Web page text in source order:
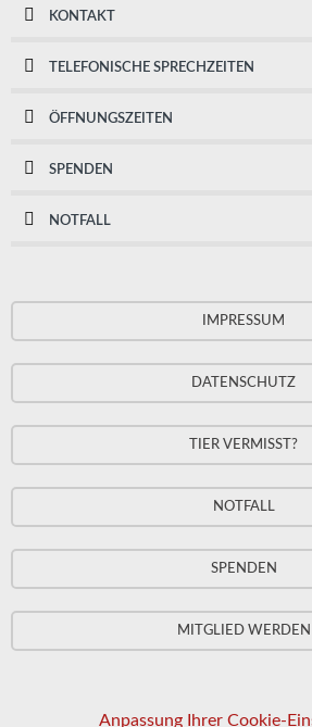
KONTAKT
TELEFONISCHE SPRECHZEITEN
ÖFFNUNGSZEITEN
SPENDEN
NOTFALL
IMPRESSUM
DATENSCHUTZ
TIER VERMISST?
NOTFALL
SPENDEN
MITGLIED WERDEN
Anpassung Ihrer Cookie-